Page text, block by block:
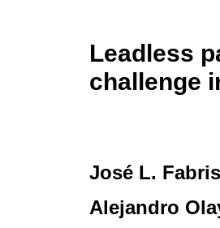
Leadless
challenge
José L. Fabris
Alejandro